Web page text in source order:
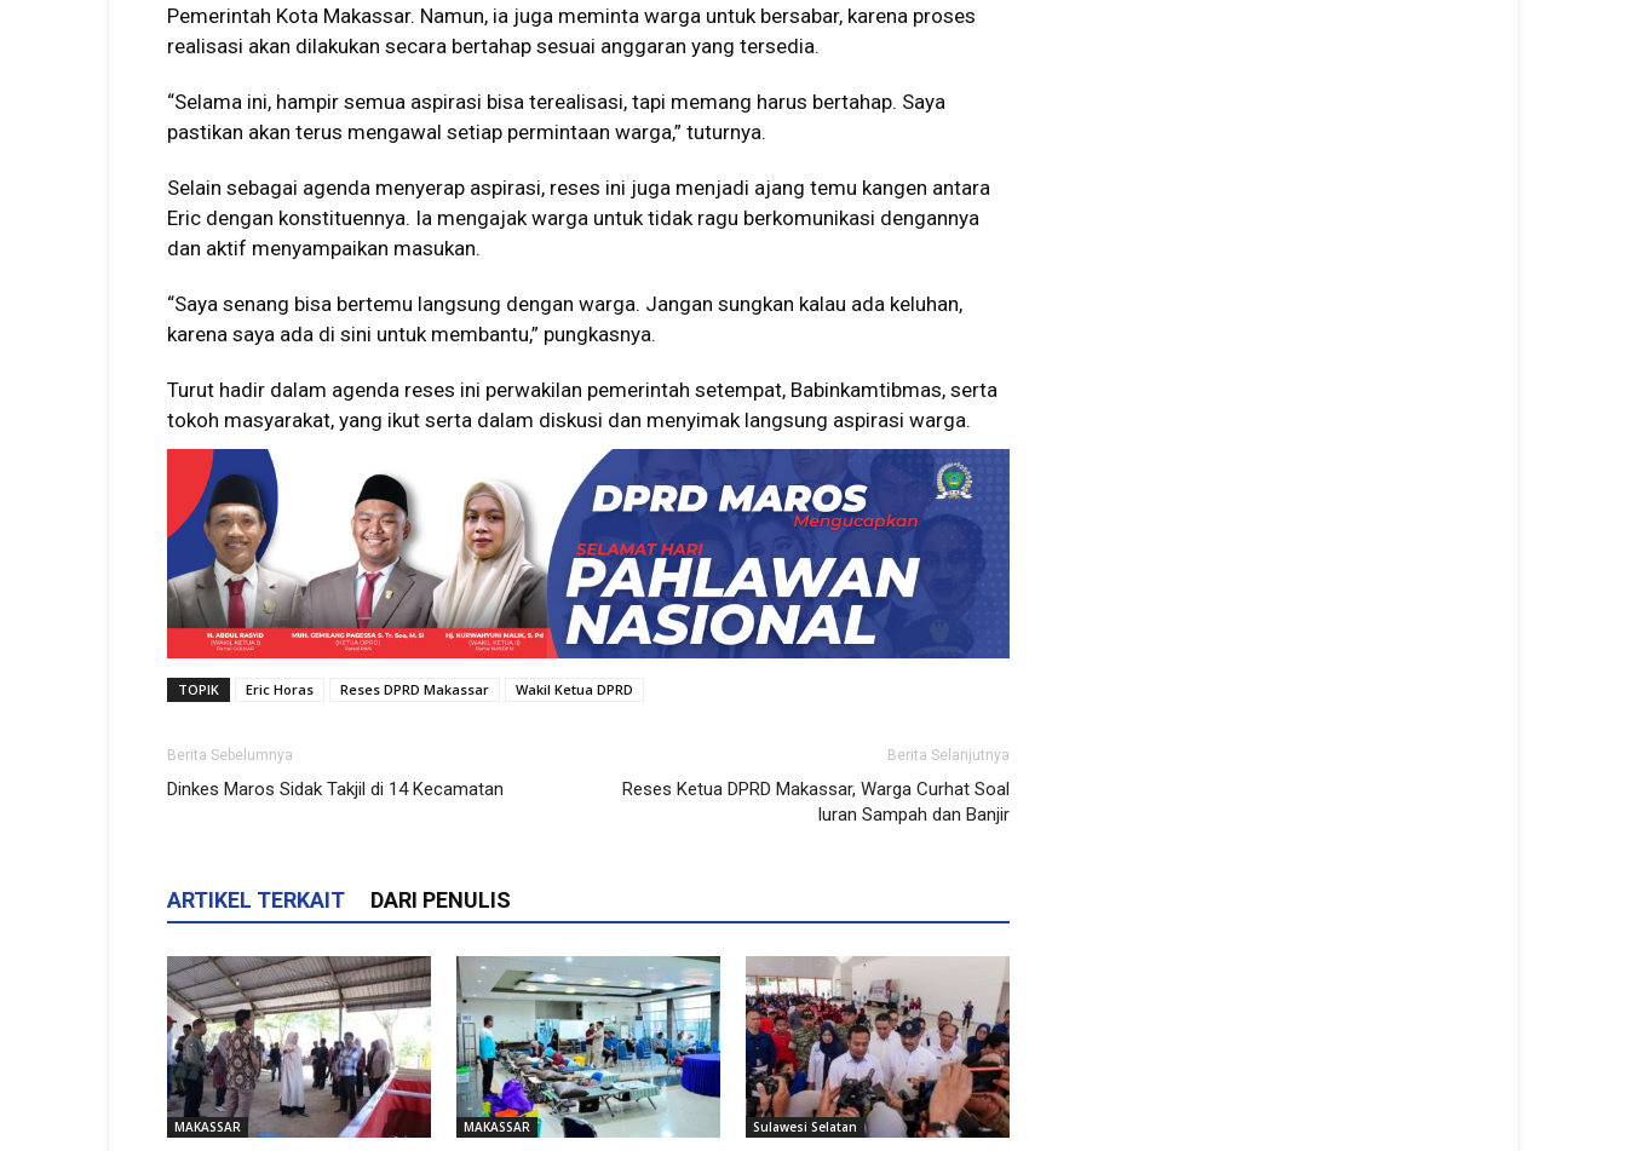
Pemerintah Kota Makassar. Namun, ia juga meminta warga untuk bersabar, karena proses
realisasi akan dilakukan secara bertahap sesuai anggaran yang tersedia.
“Selama ini, hampir semua aspirasi bisa terealisasi, tapi memang harus bertahap. Saya
pastikan akan terus mengawal setiap permintaan warga,” tuturnya.
Selain sebagai agenda menyerap aspirasi, reses ini juga menjadi ajang temu kangen antara
Eric dengan konstituennya. Ia mengajak warga untuk tidak ragu berkomunikasi dengannya
dan aktif menyampaikan masukan.
“Saya senang bisa bertemu langsung dengan warga. Jangan sungkan kalau ada keluhan,
karena saya ada di sini untuk membantu,” pungkasnya.
Turut hadir dalam agenda reses ini perwakilan pemerintah setempat, Babinkamtibmas, serta
tokoh masyarakat, yang ikut serta dalam diskusi dan menyimak langsung aspirasi warga.
TOPIK Eric Horas Reses DPRD Makassar Wakil Ketua DPRD
Berita Sebelumnya
Dinkes Maros Sidak Takjil di 14 Kecamatan
Berita Selanjutnya
Reses Ketua DPRD Makassar, Warga Curhat Soal
Iuran Sampah dan Banjir
ARTIKEL TERKAIT DARI PENULIS
MAKASSAR MAKASSAR Sulawesi Selatan